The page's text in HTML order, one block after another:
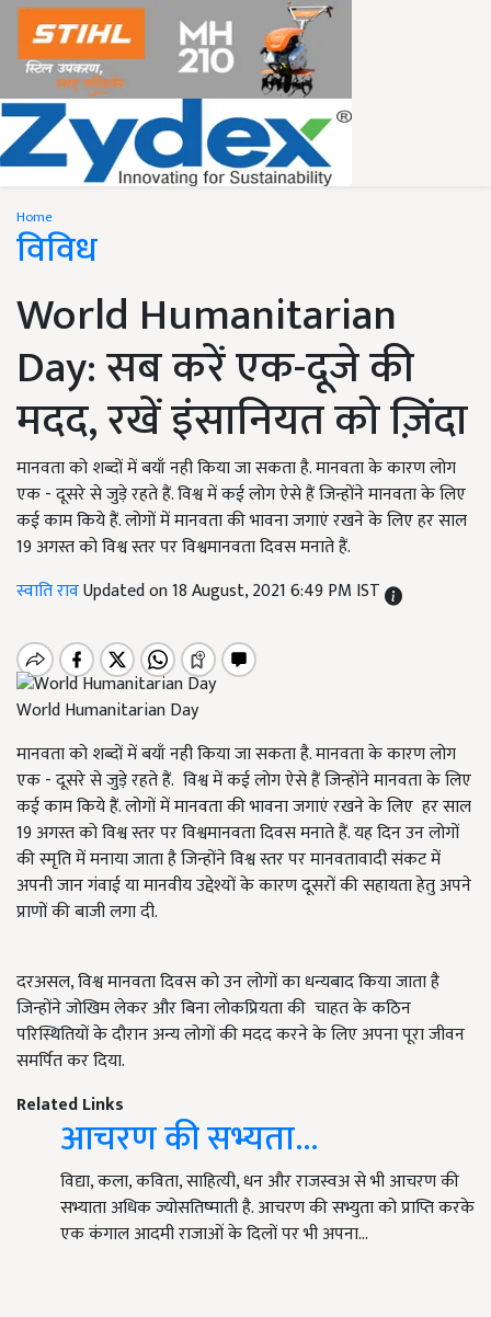
Home
विविध
World Humanitarian
Day: सब करें एक-दूजे की
मदद, रखें इंसानियत को ज़िंदा
मानवता को शब्दों में बयाँ नही किया जा सकता है. मानवता के कारण लोग
एक - दूसरे से जुड़े रहते हैं. विश्व में कई लोग ऐसे हैं जिन्होंने मानवता के लिए
कई काम किये हैं. लोगों में मानवता की भावना जगाएं रखने के लिए हर साल
19 अगस्त को विश्व स्तर पर विश्वमानवता दिवस मनाते हैं.
स्वाति रावUpdated on 18 August, 2021 6:49 PM IST
World Humanitarian Day
मानवता को शब्दों में बयाँ नही किया जा सकता है. मानवता के कारण लोग
एक - दूसरे से जुड़े रहते हैं. विश्व में कई लोग ऐसे हैं जिन्होंने मानवता के लिए
कई काम किये हैं. लोगों में मानवता की भावना जगाएं रखने के लिए हर साल
19 अगस्त को विश्व स्तर पर विश्वमानवता दिवस मनाते हैं. यह दिन उन लोगों
की स्मृति में मनाया जाता है जिन्होंने विश्व स्तर पर मानवतावादी संकट में
अपनी जान गंवाई या मानवीय उद्देश्यों के कारण दूसरों की सहायता हेतु अपने
प्राणों की बाजी लगा दी.
दरअसल, विश्व मानवता दिवस को उन लोगों का धन्यबाद किया जाता है
जिन्होंने जोखिम लेकर और बिना लोकप्रियता की चाहत के कठिन
परिस्थितियों के दौरान अन्य लोगों की मदद करने के लिए अपना पूरा जीवन
समर्पित कर दिया.
Related Links
आचरण की सभ्यता...
विद्या, कला, कविता, साहित्यी, धन और राजस्वअ से भी आचरण की
सभ्याता अधिक ज्योसतिष्माती है. आचरण की सभ्युता को प्राप्ति करके
एक कंगाल आदमी राजाओं के दिलों पर भी अपना…